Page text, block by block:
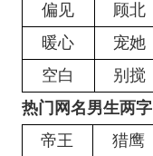
偏见
顾北
暖心
宠她
空白
别搅
热门网名男生两字
帝王
猎鹰